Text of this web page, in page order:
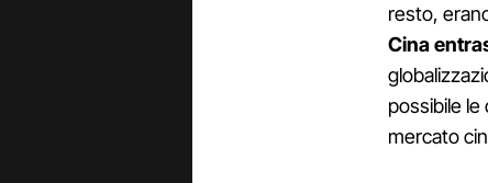
resto,
Cina
possibile le
mercato